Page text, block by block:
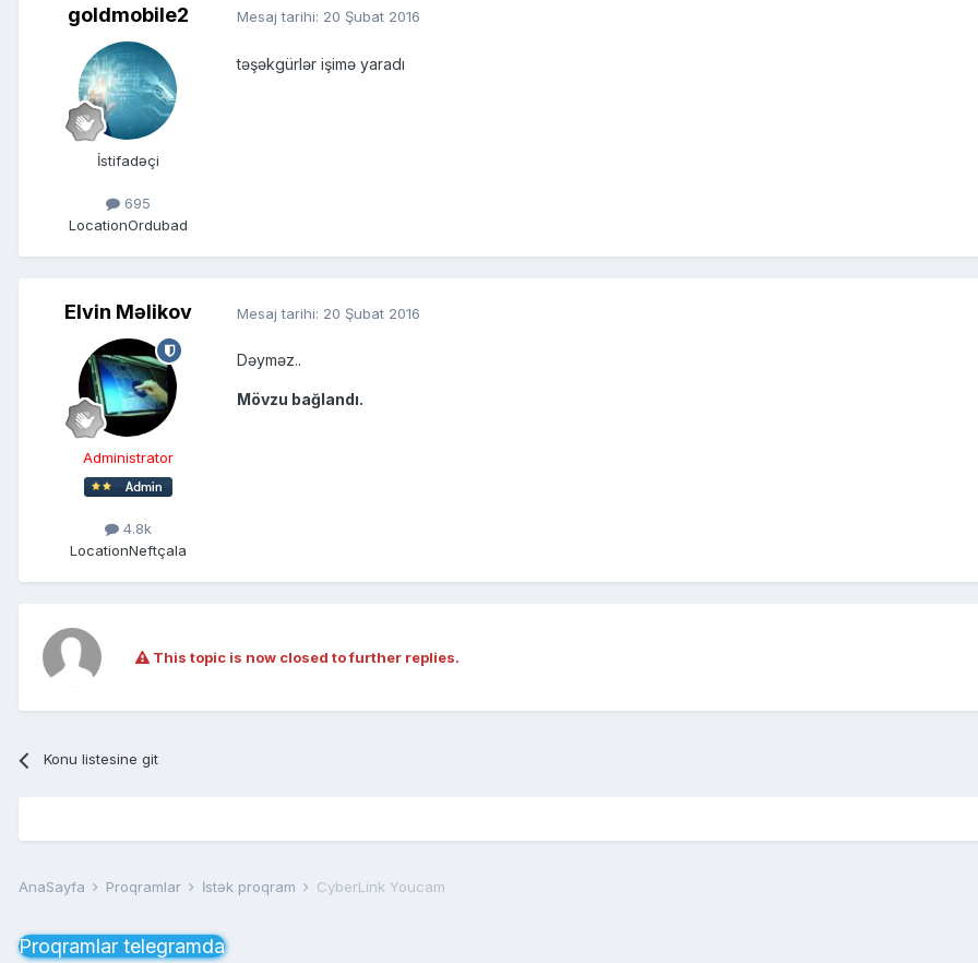
goldmobile2
İstifadəçi
695
LocationOrdubad
Mesaj tarihi: 20 Şubat 2016
təşəkgürlər işimə yaradı
Elvin Məlikov
Administrator
4.8k
LocationNeftçala
Mesaj tarihi: 20 Şubat 2016
Dəyməz..
Mövzu bağlandı.
This topic is now closed to further replies.
Konu listesine git
AnaSayfa Proqramlar İstək proqram CyberLink Youcam
Proqramlar telegramda